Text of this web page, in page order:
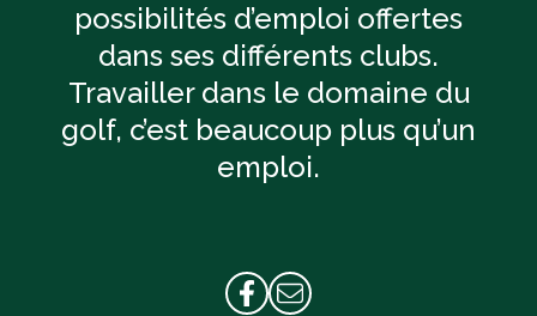
possibilités d’emploi offertes
dans ses différents clubs.
Travailler dans le domaine du
golf, c’est beaucoup plus qu’un
emploi.